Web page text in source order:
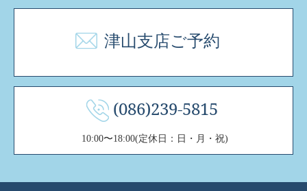
津山支店ご予約
(086)239-5815
10:00〜18:00(定休日：日・月・祝)